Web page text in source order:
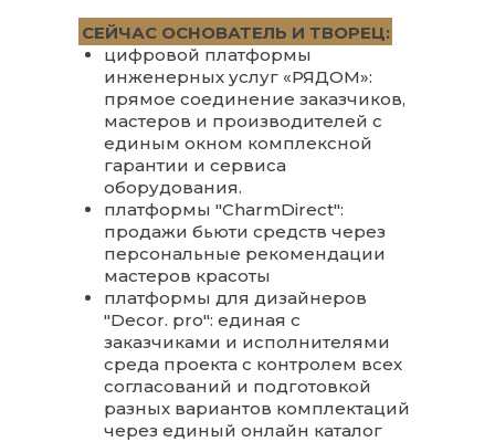
СЕЙЧАС ОСНОВАТЕЛЬ И ТВОРЕЦ:
цифровой платформы
инженерных услуг «РЯДОМ»:
прямое соединение заказчиков,
мастеров и производителей с
единым окном комплексной
гарантии и сервиса
оборудования.
платформы "CharmDirect":
продажи бьюти средств через
персональные рекомендации
мастеров красоты
платформы для дизайнеров
"Decor. pro": единая с
заказчиками и исполнителями
среда проекта с контролем всех
согласований и подготовкой
разных вариантов комплектаций
через единый онлайн каталог